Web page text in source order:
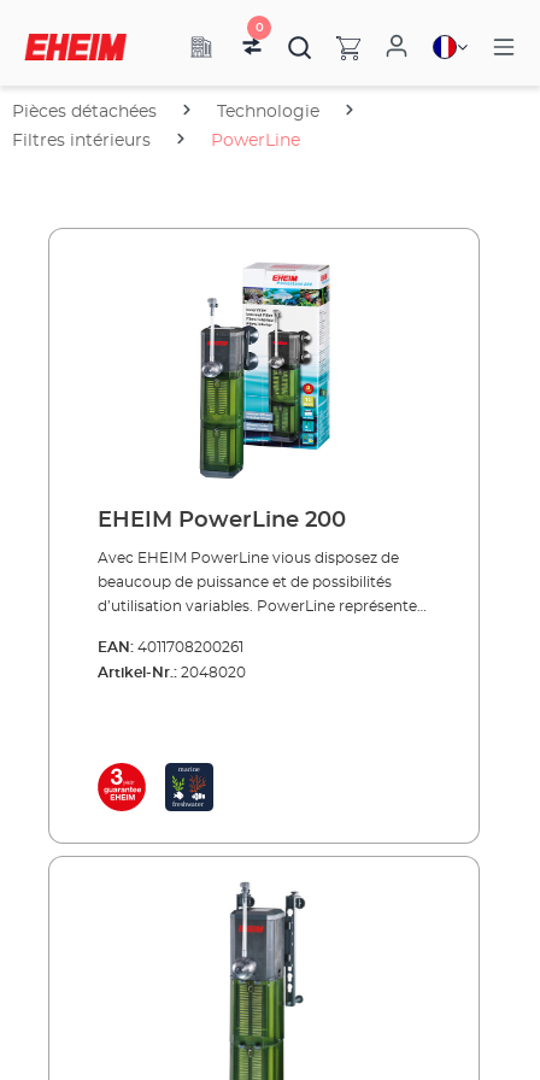
0
Pièces détachées
Technologie
Filtres intérieurs
PowerLine
EHEIM PowerLine 200
Avec EHEIM PowerLine vious disposez de
beaucoup de puissance et de possibilités
d’utilisation variables. PowerLine représente
puis-sant et enrichir l’eau en oxygène. Avec la
buse de rejet adaptée vous dé-terminez le
possible d’adapter et d’augmenter le volume
du filtre individuellement. Pour le nettoyage
vous démontez simplement le mo-dule
les deux sont entièrement équipés et prêt à
l’emploi. Avantages du EHEIM PowerLine
Puissant filtre intérieur pour aquarium à
partir de 100 litres mais aussi pour des
aquariums plus grands dépassant 200 litres
Convient particulièrement pour un brassage
puissant et une oxygénation importante
(diffuseur réglable compris dans le colis)
EAN: 4011708200261
Artikel-Nr.: 2048020